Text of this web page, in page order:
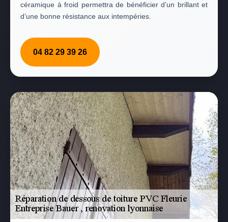
céramique à froid permettra de bénéficier d’un brillant et
d’une bonne résistance aux intempéries.
04 82 29 39 26